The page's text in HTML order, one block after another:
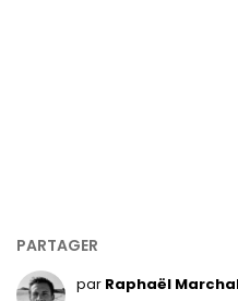
par Raphaël